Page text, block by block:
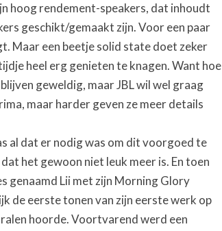
hoog rendement-speakers, dat inhoudt
geschikt/gemaakt zijn. Voor een paar
Maar een beetje solid state doet zeker
heel erg genieten te knagen. Want hoe
blijven geweldig, maar JBL wil wel graag
maar harder geven ze meer details
al dat er nodig was om dit voorgoed te
het gewoon niet leuk meer is. En toen
genaamd Lii met zijn Morning Glory
de eerste tonen van zijn eerste werk op
hoorde. Voortvarend werd een